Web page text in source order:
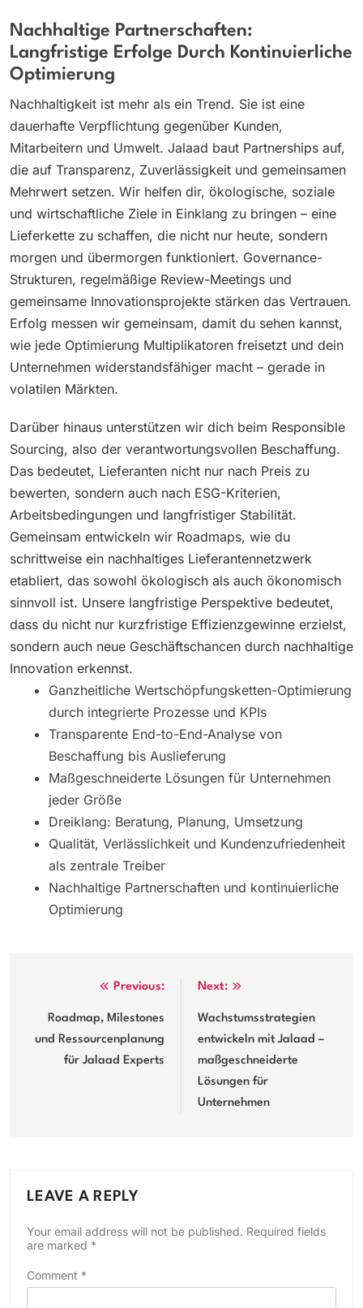
Nachhaltige Partnerschaften:
Langfristige Erfolge Durch Kontinuierliche
Optimierung
Nachhaltigkeit ist mehr als ein Trend. Sie ist eine
dauerhafte Verpflichtung gegenüber Kunden,
Mitarbeitern und Umwelt. Jalaad baut Partnerships auf,
die auf Transparenz, Zuverlässigkeit und gemeinsamen
Mehrwert setzen. Wir helfen dir, ökologische, soziale
und wirtschaftliche Ziele in Einklang zu bringen – eine
Lieferkette zu schaffen, die nicht nur heute, sondern
morgen und übermorgen funktioniert. Governance-
Strukturen, regelmäßige Review-Meetings und
gemeinsame Innovationsprojekte stärken das Vertrauen.
Erfolg messen wir gemeinsam, damit du sehen kannst,
wie jede Optimierung Multiplikatoren freisetzt und dein
Unternehmen widerstandsfähiger macht – gerade in
volatilen Märkten.
Darüber hinaus unterstützen wir dich beim Responsible
Sourcing, also der verantwortungsvollen Beschaffung.
Das bedeutet, Lieferanten nicht nur nach Preis zu
bewerten, sondern auch nach ESG-Kriterien,
Arbeitsbedingungen und langfristiger Stabilität.
Gemeinsam entwickeln wir Roadmaps, wie du
schrittweise ein nachhaltiges Lieferantennetzwerk
etabliert, das sowohl ökologisch als auch ökonomisch
sinnvoll ist. Unsere langfristige Perspektive bedeutet,
dass du nicht nur kurzfristige Effizienzgewinne erzielst,
sondern auch neue Geschäftschancen durch nachhaltige
Innovation erkennst.
Ganzheitliche Wertschöpfungsketten-Optimierung
durch integrierte Prozesse und KPIs
Transparente End-to-End-Analyse von
Beschaffung bis Auslieferung
Maßgeschneiderte Lösungen für Unternehmen
jeder Größe
Dreiklang: Beratung, Planung, Umsetzung
Qualität, Verlässlichkeit und Kundenzufriedenheit
als zentrale Treiber
Nachhaltige Partnerschaften und kontinuierliche
Optimierung
navigation
Previous:
Roadmap, Milestones
und Ressourcenplanung
für Jalaad Experts
Next:
Wachstumsstrategien
entwickeln mit Jalaad –
maßgeschneiderte
Lösungen für
Unternehmen
LEAVE A REPLY
Your email address will not be published. Required fields
are marked *
Comment *